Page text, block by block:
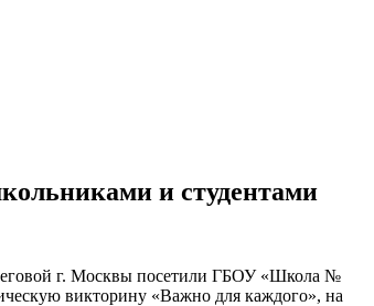
и студентами
г. Москвы посетили ГБОУ «Школа №
викторину «Важно для каждого», на